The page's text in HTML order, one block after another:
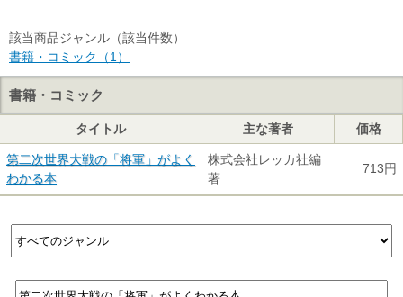
該当商品ジャンル（該当件数）
書籍・コミック（1）
書籍・コミック
タイトル 主な著者 価格
第二次世界大戦の「将軍」がよく
わかる本
株式会社レッカ社編
著
713円